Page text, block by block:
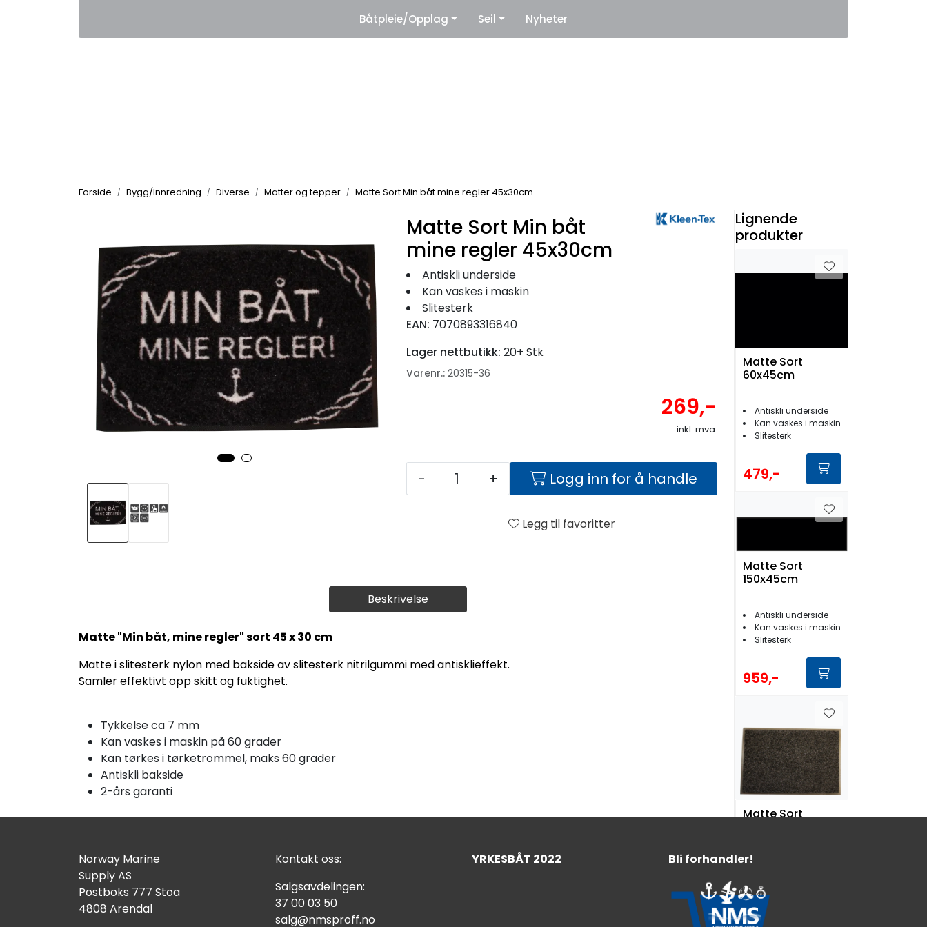
Leverandører
Båtpleie/Opplag Seil Nyheter
Forside Bygg/Innredning Diverse Matter og tepper Matte Sort Min båt mine regler 45x30cm
Beskrivelse
Matte "Min båt, mine regler" sort 45 x 30 cm
Matte i slitesterk nylon med bakside av slitesterk nitrilgummi med antisklieffekt.
Samler effektivt opp skitt og fuktighet.
Tykkelse ca 7 mm
Kan vaskes i maskin på 60 grader
Kan tørkes i tørketrommel, maks 60 grader
Antiskli bakside
2-års garanti
Matte Sort Min båt
mine regler 45x30cm
Antiskli underside
Kan vaskes i maskin
Slitesterk
EAN: 7070893316840
Lager nettbutikk: 20+ Stk
Varenr.: 20315-36
269,-
inkl. mva.
- + Logg inn for å handle
Legg til favoritter
Lignende
produkter
Matte Sort
60x45cm
Antiskli underside
Kan vaskes i maskin
Slitesterk
479,-
Matte Sort
150x45cm
Antiskli underside
Kan vaskes i maskin
Slitesterk
959,-
Matte Sort
Slitesterk
Norway Marine
Supply AS
Postboks 777 Stoa
4808 Arendal
Kontakt oss:
Salgsavdelingen:
37 00 03 50
salg@nmsproff.no
YRKESBÅT 2022 Bli forhandler!